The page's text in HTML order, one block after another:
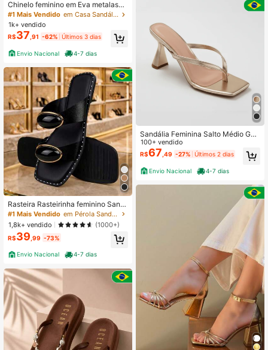
Chinelo feminino em Eva metalassê
Leve Confortável Macio
#1 Mais Vendido
em Casa Sandálias Femininas
1k+ vendido
R$37 ,91 -62% Últimos 3 dias
Envio Nacional 4-7 dias
Rasteira Rasteirinha feminino Sand
ália Modelo RASTEIRA DE PEROLA
solado quadrado
#1 Mais Vendido
em Pérola Sandalias femininas
1,8k+ vendido
(1000+)
R$39 ,99 -73%
Envio Nacional 4-7 dias
Sandália Feminina Salto Médio Geo
métrico Taça Minimalista Elegante
Confortável Dourado
100+ vendido
R$67 ,49 -27% Últimos 2 dias
Envio Nacional 4-7 dias